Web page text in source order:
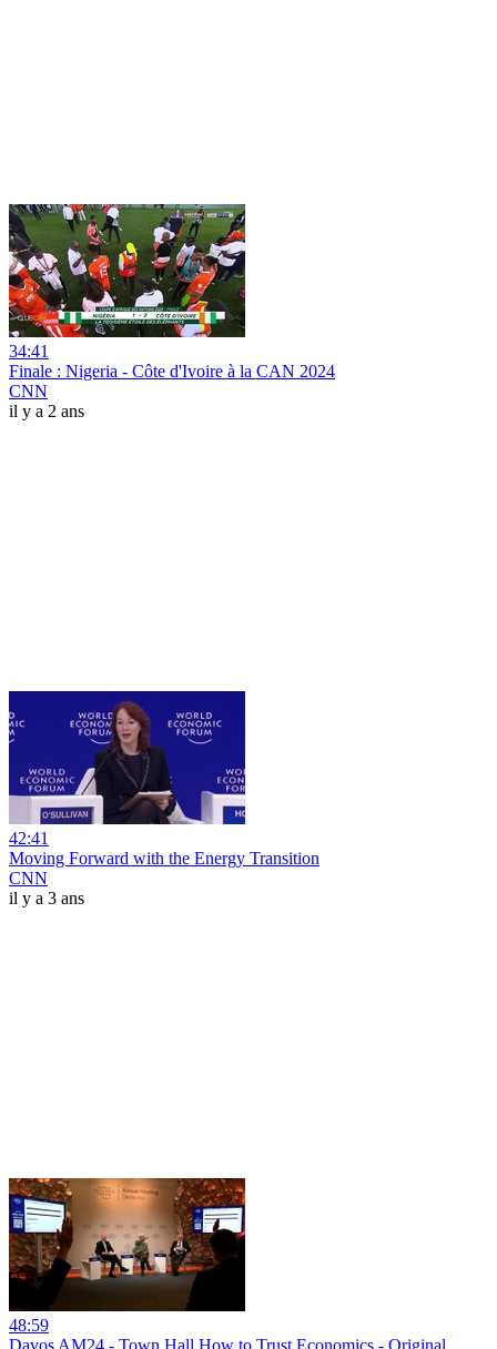
34:41
Finale : Nigeria - Côte d'Ivoire à la CAN 2024
CNN
il y a 2 ans
42:41
Moving Forward with the Energy Transition
CNN
il y a 3 ans
48:59